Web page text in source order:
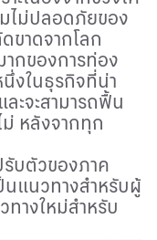
ไม่ปลอดภัยของ
ขาดจากโลก
กของการท่อง
งในธุรกิจที่น่า
ละจะสามารถฟื้น
หลังจากทุก
บตัวของภาค
นแนวทางสำหรับผู้
างใหม่สำหรับ